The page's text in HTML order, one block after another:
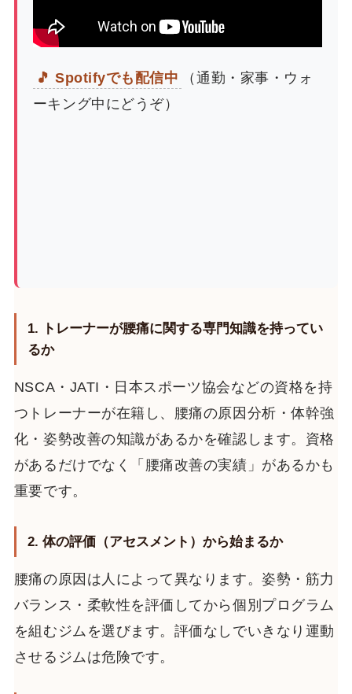
🎵 Spotifyでも配信中
（通勤・家事・ウォ
ーキング中にどうぞ）
1. トレーナーが腰痛に関する専門知識を持ってい
るか
NSCA・JATI・日本スポーツ協会などの資格を持
つトレーナーが在籍し、腰痛の原因分析・体幹強
化・姿勢改善の知識があるかを確認します。資格
があるだけでなく「腰痛改善の実績」があるかも
重要です。
2. 体の評価（アセスメント）から始まるか
腰痛の原因は人によって異なります。姿勢・筋力
バランス・柔軟性を評価してから個別プログラム
を組むジムを選びます。評価なしでいきなり運動
させるジムは危険です。